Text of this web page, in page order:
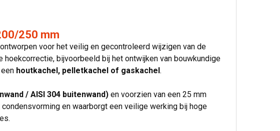
250 mm
voor het veilig en gecontroleerd wijzigen van de
hoekcorrectie, bijvoorbeeld bij het ontwijken van bouwkundige
houtkachel, pelletkachel of gaskachel.
/ AISI 304 buitenwand) en voorzien van een 25 mm
en waarborgt een veilige werking bij hoge